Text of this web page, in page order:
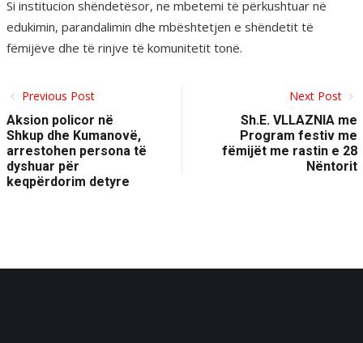
Si institucion shëndetësor, ne mbetemi të përkushtuar në
edukimin, parandalimin dhe mbështetjen e shëndetit të
fëmijëve dhe të rinjve të komunitetit tonë.
Previous Post
Aksion policor në
Shkup dhe Kumanovë,
arrestohen persona të
dyshuar për
keqpërdorim detyre
Next Post
Sh.E. VLLAZNIA me
Program festiv me
fëmijët me rastin e 28
Nëntorit